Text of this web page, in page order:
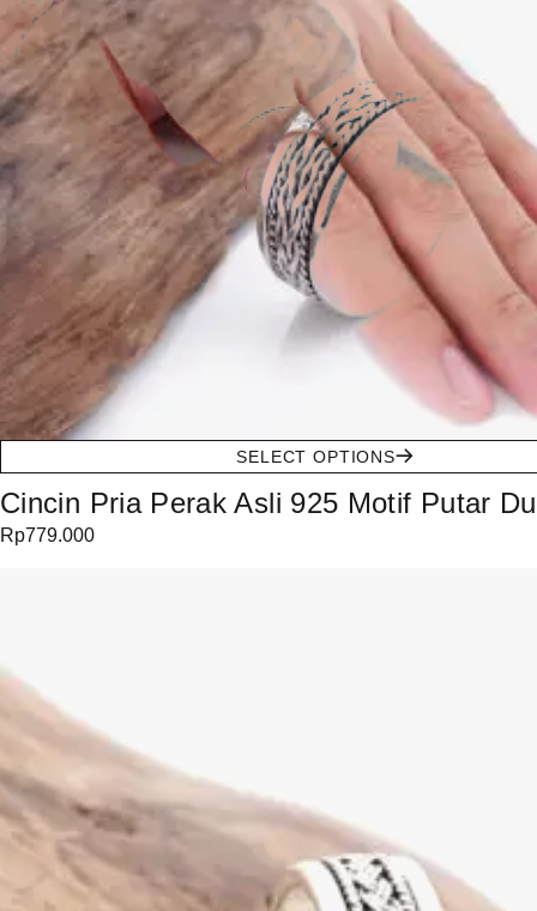
SELECT OPTIONS
Cincin Pria Perak Asli 925 Motif Putar
Rp779.000